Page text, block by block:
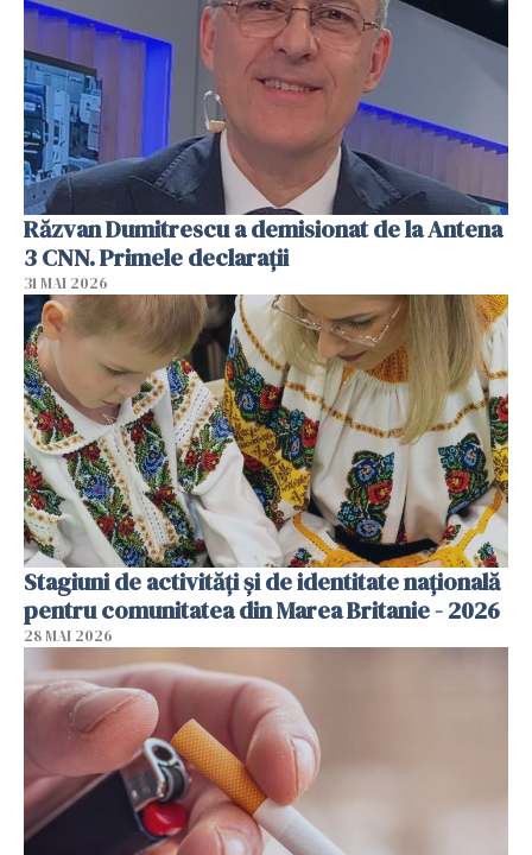
Răzvan Dumitrescu a demisionat de la Antena
3 CNN. Primele declarații
31 MAI 2026
Stagiuni de activități și de identitate națională
pentru comunitatea din Marea Britanie - 2026
28 MAI 2026